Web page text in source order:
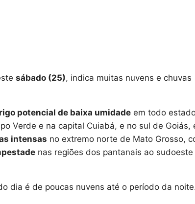
sábado (25), indica muitas nuvens e chuvas
potencial de baixa umidade em todo
Verde e na capital Cuiabá, e no sul de Goiás,
intensas no extremo norte de Mato Grosso,
nas regiões dos pantanais ao
dia é de poucas nuvens até o período da